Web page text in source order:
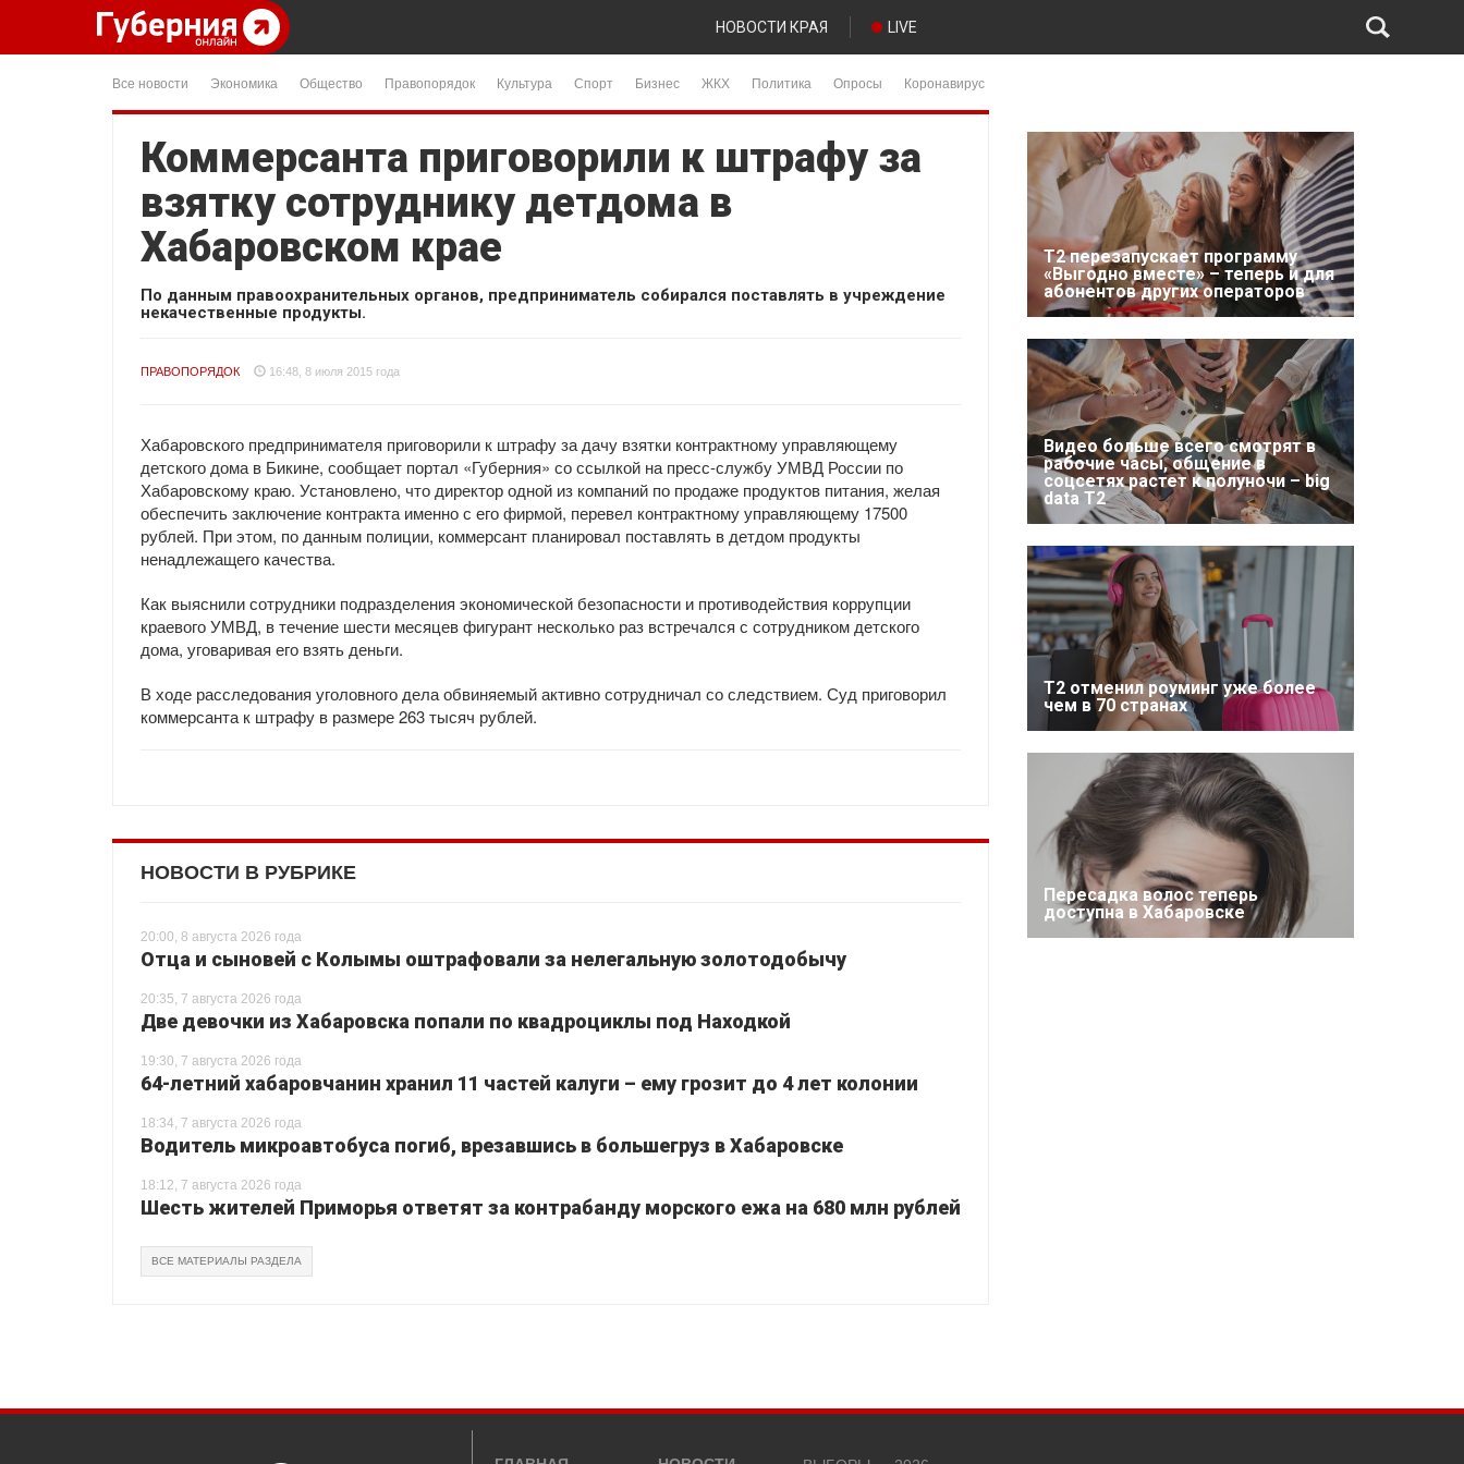
НОВОСТИ КРАЯ LIVE
Все новости Экономика Общество Правопорядок Культура Спорт Бизнес ЖКХ Политика Опросы Коронавирус
Коммерсанта приговорили к штрафу за
взятку сотруднику детдома в
Хабаровском крае
По данным правоохранительных органов, предприниматель собирался поставлять в учреждение
некачественные продукты.
ПРАВОПОРЯДОК 16:48, 8 июля 2015 года
Хабаровского предпринимателя приговорили к штрафу за дачу взятки контрактному управляющему
детского дома в Бикине, сообщает портал «Губерния» со ссылкой на пресс-службу УМВД России по
Хабаровскому краю. Установлено, что директор одной из компаний по продаже продуктов питания, желая
обеспечить заключение контракта именно с его фирмой, перевел контрактному управляющему 17500
рублей. При этом, по данным полиции, коммерсант планировал поставлять в детдом продукты
ненадлежащего качества.
Как выяснили сотрудники подразделения экономической безопасности и противодействия коррупции
краевого УМВД, в течение шести месяцев фигурант несколько раз встречался с сотрудником детского
дома, уговаривая его взять деньги.
В ходе расследования уголовного дела обвиняемый активно сотрудничал со следствием. Суд приговорил
коммерсанта к штрафу в размере 263 тысяч рублей.
НОВОСТИ В РУБРИКЕ
20:00, 8 августа 2026 года
Отца и сыновей с Колымы оштрафовали за нелегальную золотодобычу
20:35, 7 августа 2026 года
Две девочки из Хабаровска попали по квадроциклы под Находкой
19:30, 7 августа 2026 года
64-летний хабаровчанин хранил 11 частей калуги – ему грозит до 4 лет колонии
18:34, 7 августа 2026 года
Водитель микроавтобуса погиб, врезавшись в большегруз в Хабаровске
18:12, 7 августа 2026 года
Шесть жителей Приморья ответят за контрабанду морского ежа на 680 млн рублей
ВСЕ МАТЕРИАЛЫ РАЗДЕЛА
Т2 перезапускает программу
«Выгодно вместе» – теперь и для
абонентов других операторов
Видео больше всего смотрят в
рабочие часы, общение в
соцсетях растет к полуночи – big
data T2
Т2 отменил роуминг уже более
чем в 70 странах
Пересадка волос теперь
доступна в Хабаровске